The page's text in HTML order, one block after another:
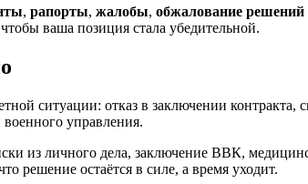
, рапорты, жалобы, обжалование решений
ваша позиция стала убедительной.
ситуации: отказ в заключении
управления.
из личного дела, заключение ВВК,
решение остаётся в силе, а время уходит.